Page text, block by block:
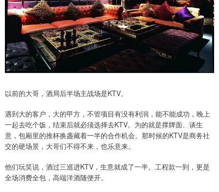
以前的大哥，酒局后半场主战场是KTV。
遇到大的客户，大的甲方，不管项目有没有利润，能不能成功，晚上
一起去吃个饭，结束后就必须选择去KTV。为的就是撑牌面、谈生
意，包厢里的推杯换盏藏着一半的合作机会。那时候的KTV是商务社
交的硬场景，大哥们不得不来，也乐意来。
他们玩笑说，酒过三巡进KTV，生意就成了一半。工程款一到，更是
全场消费全包，高端洋酒随便开。